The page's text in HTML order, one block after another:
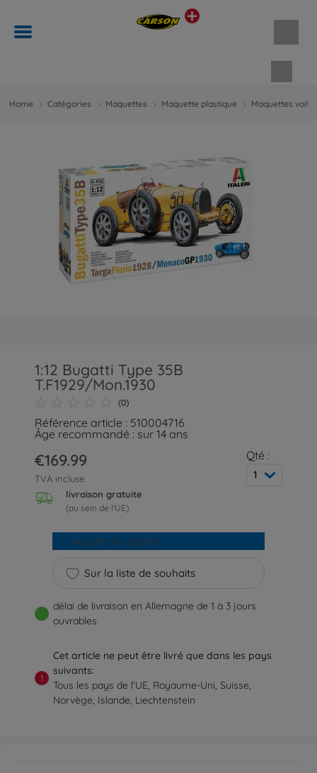
Home Catégories Maquettes Maquette plastique Maquettes
1:12 Bugatti Type 35B
T.F1929/Mon.1930
(0)
Référence article : 510004716
Âge recommandé : sur 14 ans
€169.99
TVA incluse
livraison gratuite
(au sein de l'UE)
Qté :
1
Sur la liste de souhaits
Ajouter au panier
délai de livraison en Allemagne de 1 à 3 jours
ouvrables
!
Cet article ne peut être livré que dans les pays
suivants:
Tous les pays de l'UE, Royaume-Uni, Suisse,
Norvège, Islande, Liechtenstein